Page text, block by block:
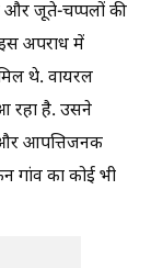
और जूते-चप्पलों की
अपराध में
थे. वायरल
रहा है. उसने
और आपत्तिजनक
गांव का कोई भी